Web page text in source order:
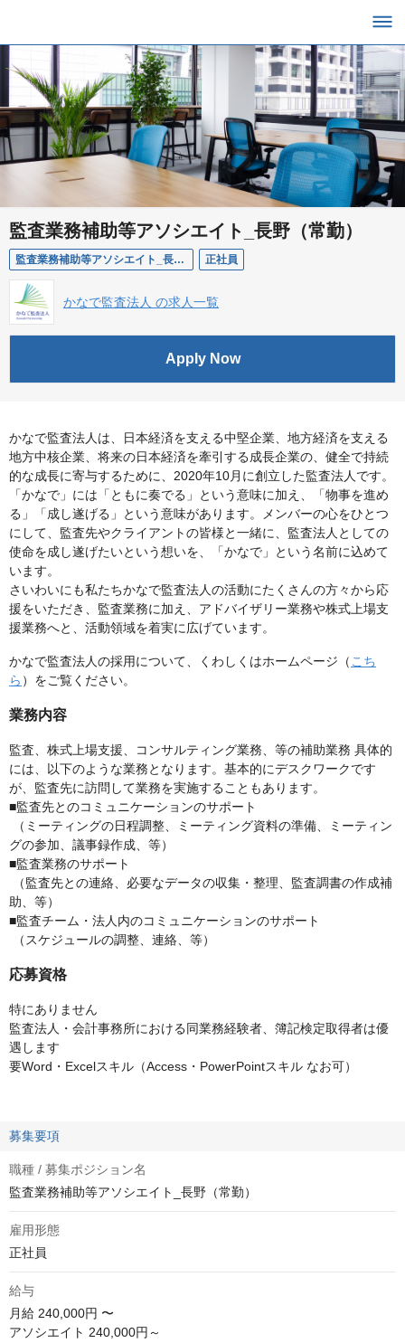
監査業務補助等アソシエイト_長野（常勤）
監査業務補助等アソシエイト_長野（常勤） 正社員
かなで監査法人 の求人一覧
Apply Now
かなで監査法人は、日本経済を支える中堅企業、地方経済を支える
地方中核企業、将来の日本経済を牽引する成長企業の、健全で持続
的な成長に寄与するために、2020年10月に創立した監査法人です。
「かなで」には「ともに奏でる」という意味に加え、「物事を進め
る」「成し遂げる」という意味があります。メンバーの心をひとつ
にして、監査先やクライアントの皆様と一緒に、監査法人としての
使命を成し遂げたいという想いを、「かなで」という名前に込めて
います。
さいわいにも私たちかなで監査法人の活動にたくさんの方々から応
援をいただき、監査業務に加え、アドバイザリー業務や株式上場支
援業務へと、活動領域を着実に広げています。
かなで監査法人の採用について、くわしくはホームページ（こち
ら ）をご覧ください。
業務内容
監査、株式上場支援、コンサルティング業務、等の補助業務 具体的
には、以下のような業務となります。基本的にデスクワークです
が、監査先に訪問して業務を実施することもあります。
■監査先とのコミュニケーションのサポート
（ミーティングの日程調整、ミーティング資料の準備、ミーティン
グの参加、議事録作成、等）
■監査業務のサポート
（監査先との連絡、必要なデータの収集・整理、監査調書の作成補
助、等）
■監査チーム・法人内のコミュニケーションのサポート
（スケジュールの調整、連絡、等）
応募資格
特にありません
監査法人・会計事務所における同業務経験者、簿記検定取得者は優
遇します
要Word・Excelスキル（Access・PowerPointスキル なお可）
募集要項
職種 / 募集ポジション名
監査業務補助等アソシエイト_長野（常勤）
雇用形態
正社員
給与
月給 240,000円 〜
アソシエイト 240,000円～